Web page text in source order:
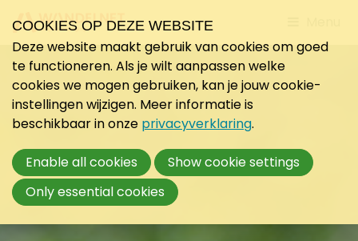
to
COOKIES OP DEZE WEBSITE
Deze website maakt gebruik van cookies om goed
te functioneren. Als je wilt aanpassen welke
cookies we mogen gebruiken, kan je jouw cookie-
instellingen wijzigen. Meer informatie is
beschikbaar in onze privacyverklaring.
Enable all cookies
Show cookie settings
Only essential cookies